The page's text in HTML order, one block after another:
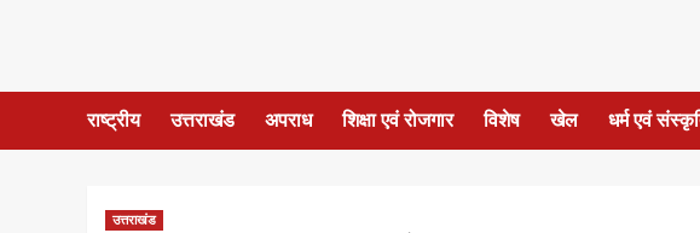
राष्ट्रीय उत्तराखंड अपराध शिक्षा एवं रोजगार विशेष खेल धर्म एवं
उत्तराखंड